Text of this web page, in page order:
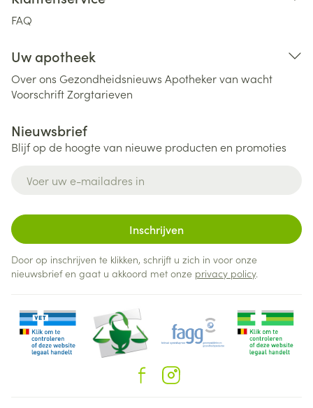
FAQ
Uw apotheek
Over ons Gezondheidsnieuws Apotheker van wacht
VoorschriftZorgtarieven
Nieuwsbrief
Blijf op de hoogte van nieuwe producten en promoties
Inschrijven
Door op inschrijven te klikken, schrijft u zich in voor onze
nieuwsbrief en gaat u akkoord met onze privacy policy.